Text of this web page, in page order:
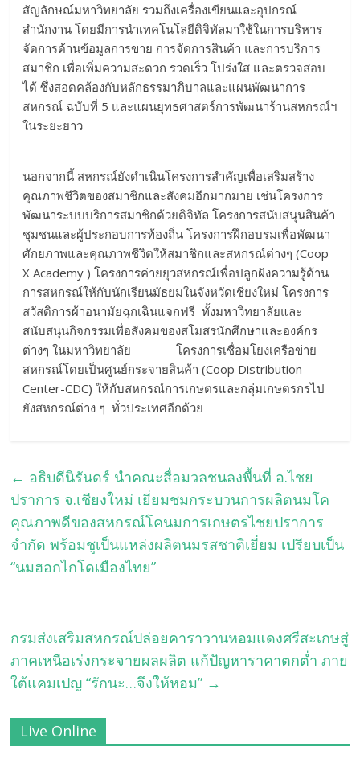
สัญลักษณ์มหาวิทยาลัย รวมถึงเครื่องเขียนและอุปกรณ์
สำนักงาน โดยมีการนำเทคโนโลยีดิจิทัลมาใช้ในการบริหาร
จัดการด้านข้อมูลการขาย การจัดการสินค้า และการบริการ
สมาชิก เพื่อเพิ่มความสะดวก รวดเร็ว โปร่งใส และตรวจสอบ
ได้ ซึ่งสอดคล้องกับหลักธรรมาภิบาลและแผนพัฒนาการ
สหกรณ์ ฉบับที่ 5 และแผนยุทธศาสตร์การพัฒนาร้านสหกรณ์ฯ
ในระยะยาว
นอกจากนี้ สหกรณ์ยังดำเนินโครงการสำคัญเพื่อเสริมสร้าง
คุณภาพชีวิตของสมาชิกและสังคมอีกมากมาย เช่นโครงการ
พัฒนาระบบบริการสมาชิกด้วยดิจิทัล โครงการสนับสนุนสินค้า
ชุมชนและผู้ประกอบการท้องถิ่น โครงการฝึกอบรมเพื่อพัฒนา
ศักยภาพและคุณภาพชีวิตให้สมาชิกและสหกรณ์ต่างๆ (Coop
X Academy ) โครงการค่ายยุวสหกรณ์เพื่อปลูกฝังความรู้ด้าน
การสหกรณ์ให้กับนักเรียนมัธยมในจังหวัดเชียงใหม่ โครงการ
สวัสดิการผ้าอนามัยฉุกเฉินแจกฟรี ทั้งมหาวิทยาลัยและ
สนับสนุนกิจกรรมเพื่อสังคมของสโมสรนักศึกษาและองค์กร
ต่างๆ ในมหาวิทยาลัย โครงการเชื่อมโยงเครือข่าย
สหกรณ์โดยเป็นศูนย์กระจายสินค้า (Coop Distribution
Center-CDC) ให้กับสหกรณ์การเกษตรและกลุ่มเกษตรกรไป
ยังสหกรณ์ต่าง ๆ ทั่วประเทศอีกด้วย
← อธิบดีนิรันดร์ นำคณะสื่อมวลชนลงพื้นที่ อ.ไชย
ปราการ จ.เชียงใหม่ เยี่ยมชมกระบวนการผลิตนมโค
คุณภาพดีของสหกรณ์โคนมการเกษตรไชยปราการ
จำกัด พร้อมชูเป็นแหล่งผลิตนมรสชาติเยี่ยม เปรียบเป็น
“นมฮอกไกโดเมืองไทย”
กรมส่งเสริมสหกรณ์ปล่อยคาราวานหอมแดงศรีสะเกษสู่
ภาคเหนือเร่งกระจายผลผลิต แก้ปัญหาราคาตกต่ำ ภาย
ใต้แคมเปญ “รักนะ…จึงให้หอม” →
Live Online